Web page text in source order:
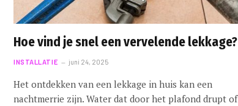
Hoe vind je snel een vervelende lekkage?
INSTALLATIE juni 24, 2025
Het ontdekken van een lekkage in huis kan een
nachtmerrie zijn. Water dat door het plafond drupt of